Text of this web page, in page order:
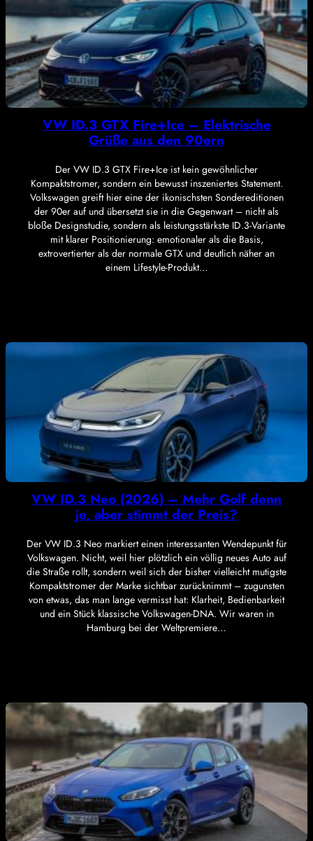
VW ID.3 GTX Fire+Ice – Elektrische
Grüße aus den 90ern
Der VW ID.3 GTX Fire+Ice ist kein gewöhnlicher
Kompaktstromer, sondern ein bewusst inszeniertes Statement.
Volkswagen greift hier eine der ikonischsten Sondereditionen
der 90er auf und übersetzt sie in die Gegenwart – nicht als
bloße Designstudie, sondern als leistungsstärkste ID.3-Variante
mit klarer Positionierung: emotionaler als die Basis,
extrovertierter als der normale GTX und deutlich näher an
einem Lifestyle-Produkt…
VW ID.3 Neo (2026) – Mehr Golf denn
je, aber stimmt der Preis?
Der VW ID.3 Neo markiert einen interessanten Wendepunkt für
Volkswagen. Nicht, weil hier plötzlich ein völlig neues Auto auf
die Straße rollt, sondern weil sich der bisher vielleicht mutigste
Kompaktstromer der Marke sichtbar zurücknimmt – zugunsten
von etwas, das man lange vermisst hat: Klarheit, Bedienbarkeit
und ein Stück klassische Volkswagen-DNA. Wir waren in
Hamburg bei der Weltpremiere…